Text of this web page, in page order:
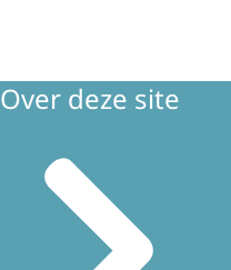
Over deze site